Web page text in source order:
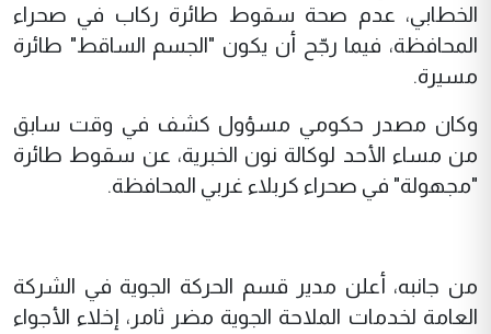
الخطابي، عدم صحة سقوط طائرة ركاب في صحراء
المحافظة، فيما رجّح أن يكون "الجسم الساقط" طائرة
مسيرة.
وكان مصدر حكومي مسؤول كشف في وقت سابق
من مساء الأحد لوكالة نون الخبرية، عن سقوط طائرة
"مجهولة" في صحراء كربلاء غربي المحافظة.
من جانبه، أعلن مدير قسم الحركة الجوية في الشركة
العامة لخدمات الملاحة الجوية مضر ثامر، إخلاء الأجواء